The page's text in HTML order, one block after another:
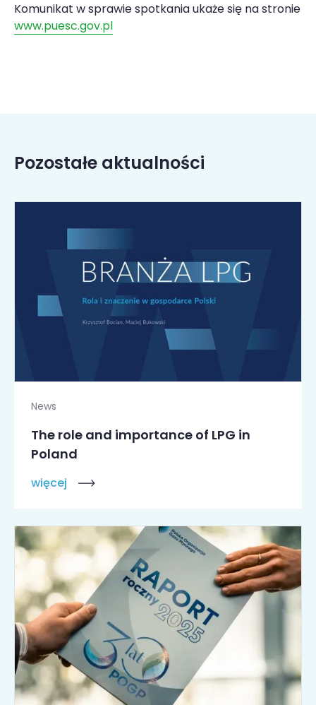
Komunikat w sprawie spotkania ukaże się na stronie
www.puesc.gov.pl
Pozostałe aktualności
News
The role and importance of LPG in
Poland
więcej